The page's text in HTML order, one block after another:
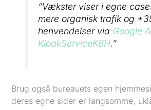
“Vækster viser i egne
mere organisk trafik og
henvendelser via Google
KloakServiceKBH.”
Brug også bureauets egen
deres egne sider er langsomme,